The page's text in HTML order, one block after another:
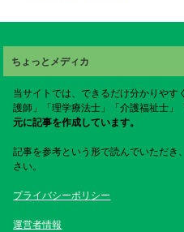
ちょっとメディカ
当サイトでは、できるだけ分かりや
護師」「理学療法士」「介護福祉士」
元に記事を作成しています。
記事を参考という形で読んでいただ
さい。
プライバシーポリシー
運営者情報